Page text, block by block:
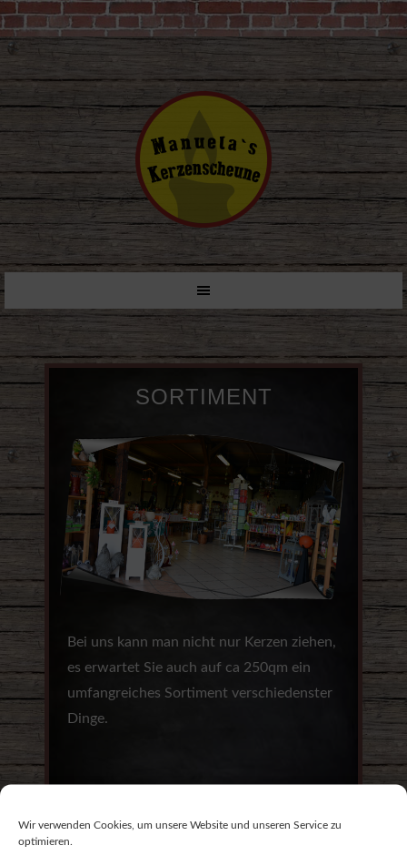
Wir verwenden Cookies, um unsere Website und unseren Service zu
optimieren.
SORTIMENT
Bei uns kann man nicht nur Kerzen ziehen,
es erwartet Sie auch auf ca 250qm ein
umfangreiches Sortiment verschiedenster
Dinge.
So finden Sie bei uns Honig,
Bienenwachskerzen, handbemalte Kerzen ,